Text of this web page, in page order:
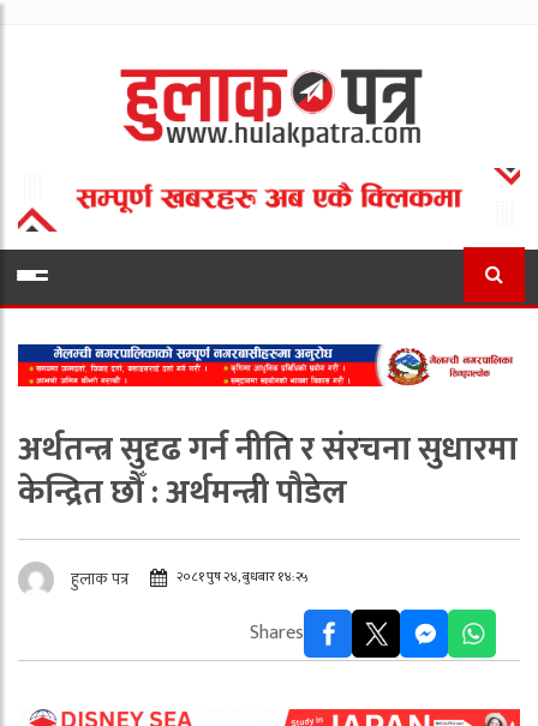
अर्थतन्त्र सुदृढ गर्न नीति र संरचना सुधारमा
केन्द्रित छौँ : अर्थमन्त्री पौडेल
हुलाक पत्र २०८१ पुष २४, बुधबार १४:२५
Shares